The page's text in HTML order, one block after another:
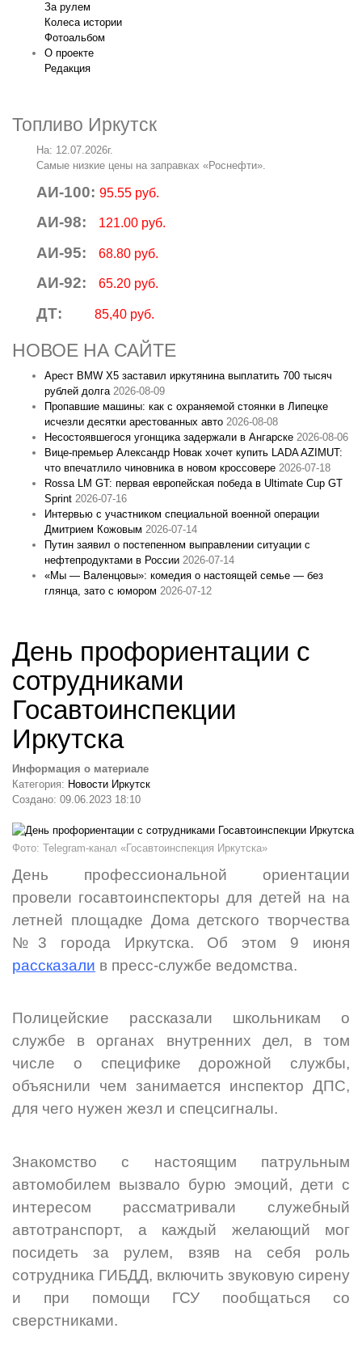
За рулем
Колеса истории
Фотоальбом
О проекте
Редакция
Топливо Иркутск
На: 12.07.2026г.
Самые низкие цены на заправках «Роснефти».
АИ-100: 95.55 руб.
АИ-98: 121.00 руб.
АИ-95: 68.80 руб.
АИ-92: 65.20 руб.
ДТ: 85,40 руб.
НОВОЕ НА САЙТЕ
Арест BMW X5 заставил иркутянина выплатить 700 тысяч
рублей долга 2026-08-09
Пропавшие машины: как с охраняемой стоянки в Липецке
исчезли десятки арестованных авто 2026-08-08
Несостоявшегося угонщика задержали в Ангарске 2026-08-06
Вице‑премьер Александр Новак хочет купить LADA AZIMUT:
что впечатлило чиновника в новом кроссовере 2026-07-18
Rossa LM GT: первая европейская победа в Ultimate Cup GT
Sprint 2026-07-16
Интервью с участником специальной военной операции
Дмитрием Кожовым 2026-07-14
Путин заявил о постепенном выправлении ситуации с
нефтепродуктами в России 2026-07-14
«Мы — Валенцовы»: комедия о настоящей семье — без
глянца, зато с юмором 2026-07-12
День профориентации с
сотрудниками
Госавтоинспекции
Иркутска
Информация о материале
Категория: Новости Иркутск
Создано: 09.06.2023 18:10
Фото: Telegram-канал «Госавтоинспекция Иркутска»
День профессиональной ориентации
провели госавтоинспекторы для детей на на
летней площадке Дома детского творчества
№3 города Иркутска. Об этом 9 июня
рассказали в пресс-службе ведомства.
Полицейские рассказали школьникам о
службе в органах внутренних дел, в том
числе о специфике дорожной службы,
объяснили чем занимается инспектор ДПС,
для чего нужен жезл и спецсигналы.
Знакомство с настоящим патрульным
автомобилем вызвало бурю эмоций, дети с
интересом рассматривали служебный
автотранспорт, а каждый желающий мог
посидеть за рулем, взяв на себя роль
сотрудника ГИБДД, включить звуковую сирену
и при помощи ГСУ пообщаться со
сверстниками.